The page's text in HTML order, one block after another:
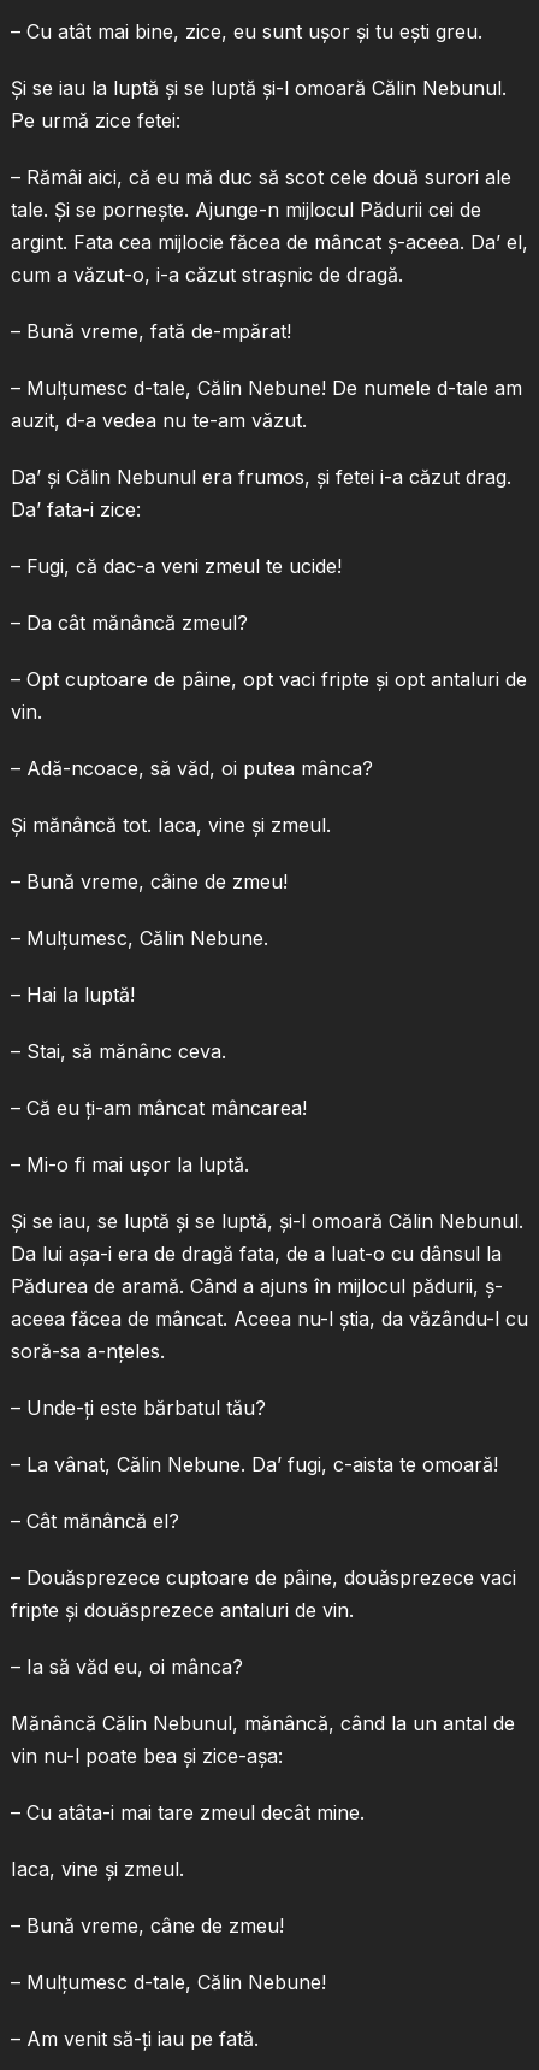
– Cu atât mai bine, zice, eu sunt uşor şi tu eşti greu.
Şi se iau la luptă şi se luptă şi-l omoară Călin Nebunul.
Pe urmă zice fetei:
– Rămâi aici, că eu mă duc să scot cele două surori ale
tale. Şi se porneşte. Ajunge-n mijlocul Pădurii cei de
argint. Fata cea mijlocie făcea de mâncat ş-aceea. Da’ el,
cum a văzut-o, i-a căzut straşnic de dragă.
– Bună vreme, fată de-mpărat!
– Mulţumesc d-tale, Călin Nebune! De numele d-tale am
auzit, d-a vedea nu te-am văzut.
Da’ şi Călin Nebunul era frumos, şi fetei i-a căzut drag.
Da’ fata-i zice:
– Fugi, că dac-a veni zmeul te ucide!
– Da cât mănâncă zmeul?
– Opt cuptoare de pâine, opt vaci fripte şi opt antaluri de
vin.
– Adă-ncoace, să văd, oi putea mânca?
Şi mănâncă tot. Iaca, vine şi zmeul.
– Bună vreme, câine de zmeu!
– Mulţumesc, Călin Nebune.
– Hai la luptă!
– Stai, să mănânc ceva.
– Că eu ţi-am mâncat mâncarea!
– Mi-o fi mai uşor la luptă.
Şi se iau, se luptă şi se luptă, şi-l omoară Călin Nebunul.
Da lui aşa-i era de dragă fata, de a luat-o cu dânsul la
Pădurea de aramă. Când a ajuns în mijlocul pădurii, ş-
aceea făcea de mâncat. Aceea nu-l ştia, da văzându-l cu
soră-sa a-nţeles.
– Unde-ţi este bărbatul tău?
– La vânat, Călin Nebune. Da’ fugi, c-aista te omoară!
– Cât mănâncă el?
– Douăsprezece cuptoare de pâine, douăsprezece vaci
fripte şi douăsprezece antaluri de vin.
– Ia să văd eu, oi mânca?
Mănâncă Călin Nebunul, mănâncă, când la un antal de
vin nu-l poate bea şi zice-aşa:
– Cu atâta-i mai tare zmeul decât mine.
Iaca, vine şi zmeul.
– Bună vreme, câne de zmeu!
– Mulţumesc d-tale, Călin Nebune!
– Am venit să-ţi iau pe fată.